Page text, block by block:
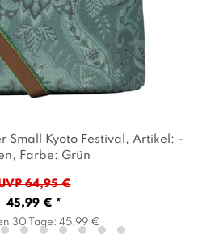
Small Kyoto Festival , Artikel: -
, Farbe: Grün
64,95 €
45,99 € *
30 Tage: 45,99 €